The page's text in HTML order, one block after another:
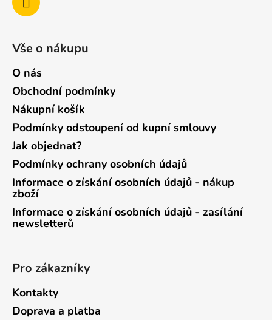
Vše o nákupu
O nás
Obchodní podmínky
Nákupní košík
Podmínky odstoupení od kupní smlouvy
Jak objednat?
Podmínky ochrany osobních údajů
Informace o získání osobních údajů - nákup
zboží
Informace o získání osobních údajů - zasílání
newsletterů
Pro zákazníky
Kontakty
Doprava a platba